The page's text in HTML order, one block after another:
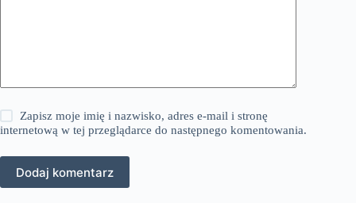
Zapisz moje imię i nazwisko, adres e-mail i stronę
internetową w tej przeglądarce do następnego komentowania.
Dodaj komentarz